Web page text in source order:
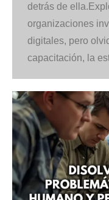
detrás de
organizaciones
digitales, pero
capacitación, la